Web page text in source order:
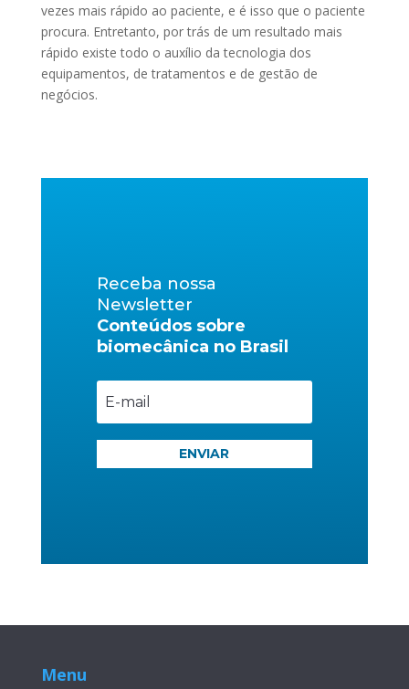
vezes mais rápido ao paciente, e é isso que o paciente
procura. Entretanto, por trás de um resultado mais
rápido existe todo o auxílio da tecnologia dos
equipamentos, de tratamentos e de gestão de
negócios.
Receba nossa
Newsletter
Conteúdos sobre
biomecânica no Brasil
ENVIAR
Menu